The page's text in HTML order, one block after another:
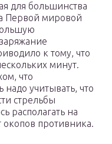
для большинства
Первой мировой
к тому, что
минут.
что
учитывать, что
стрельбы
располагать на
окопов противника.